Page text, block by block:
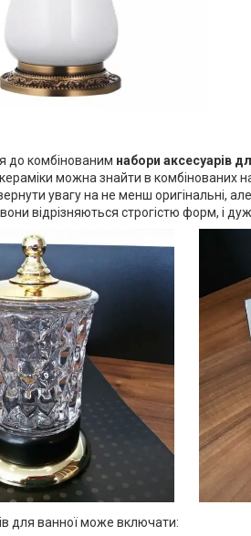
до комбінованим набори аксесуарів
кераміки можна знайти в комбінованих
увагу на не менш оригінальні,
вони відрізняються строгістю форм, і
для ванної може включати: